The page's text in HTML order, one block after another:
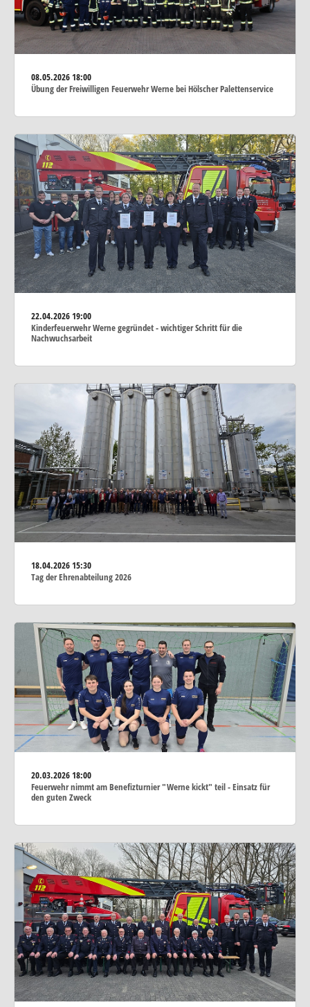
08.05.202618:00
Übung der Freiwilligen Feuerwehr Werne bei Hölscher Palettenservice
22.04.202619:00
Kinderfeuerwehr Werne gegründet - wichtiger Schritt für die
Nachwuchsarbeit
18.04.202615:30
Tag der Ehrenabteilung 2026
20.03.202618:00
Feuerwehr nimmt am Benefizturnier "Werne kickt" teil - Einsatz für
den guten Zweck